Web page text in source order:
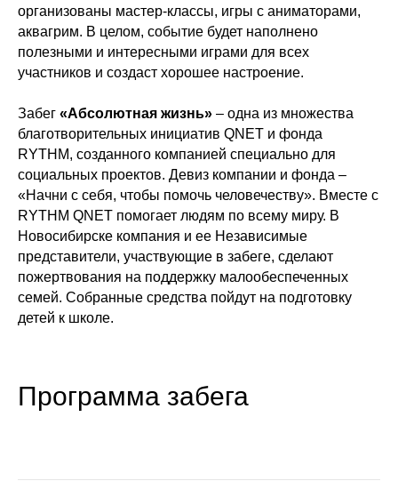
организованы мастер-классы, игры с аниматорами,
аквагрим. В целом, событие будет наполнено
полезными и интересными играми для всех
участников и создаст хорошее настроение.
Забег «Абсолютная жизнь» – одна из множества
благотворительных инициатив QNET и фонда
RYTHM, созданного компанией специально для
социальных проектов. Девиз компании и фонда –
«Начни с себя, чтобы помочь человечеству». Вместе с
RYTHM QNET помогает людям по всему миру. В
Новосибирске компания и ее Независимые
представители, участвующие в забеге, сделают
пожертвования на поддержку малообеспеченных
семей. Собранные средства пойдут на подготовку
детей к школе.
Программа забега